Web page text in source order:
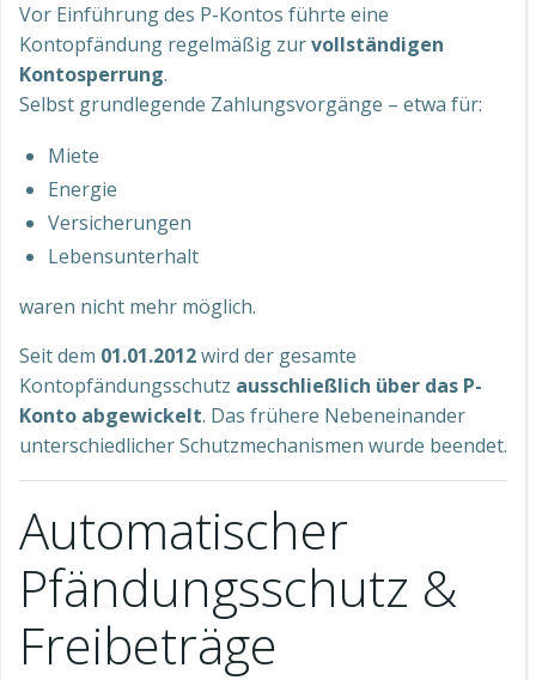
Vor Einführung des P-Kontos führte eine
Kontopfändung regelmäßig zurvollständigen
Kontosperrung.
Selbst grundlegende Zahlungsvorgänge – etwa für:
Miete
Energie
Versicherungen
Lebensunterhalt
waren nicht mehr möglich.
Seit dem 01.01.2012wird der gesamte
Kontopfändungsschutz ausschließlich über das P-
Konto abgewickelt. Das frühere Nebeneinander
unterschiedlicher Schutzmechanismen wurde beendet.
Automatischer
Pfändungsschutz &
Freibeträge